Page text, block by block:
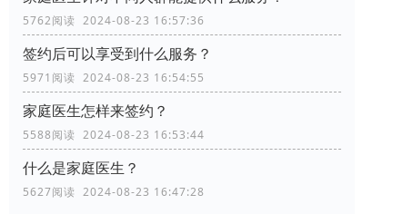
5762阅读 2024-08-23 16:57:36
签约后可以享受到什么服务？
5971阅读 2024-08-23 16:54:55
家庭医生怎样来签约？
5588阅读 2024-08-23 16:53:44
什么是家庭医生？
5627阅读 2024-08-23 16:47:28